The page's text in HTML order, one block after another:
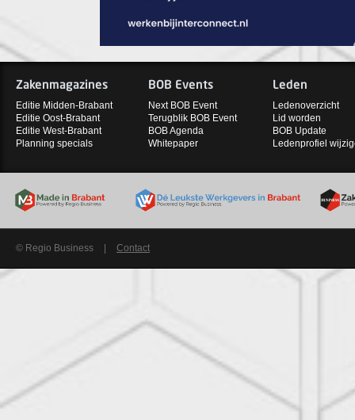
Zakenmagazines
Editie Midden-Brabant
Editie Oost-Brabant
Editie West-Brabant
Planning specials
BOB Events
Next BOB Event
Terugblik BOB Event
BOB Agenda
Whitepaper
Leden
Ledenoverzicht
Lid worden
BOB Update
Ledenprofiel
© Regio Business Contact